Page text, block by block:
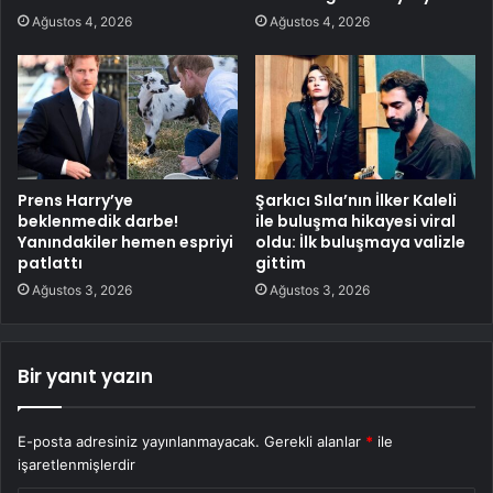
Ağustos 4, 2026 Ağustos 4, 2026
Prens Harry’ye
beklenmedik darbe!
Yanındakiler hemen espriyi
patlattı
Ağustos 3, 2026
Şarkıcı Sıla’nın İlker Kaleli
ile buluşma hikayesi viral
oldu: İlk buluşmaya valizle
gittim
Ağustos 3, 2026
Bir yanıt yazın
E-posta adresiniz yayınlanmayacak. Gerekli alanlar * ile
işaretlenmişlerdir